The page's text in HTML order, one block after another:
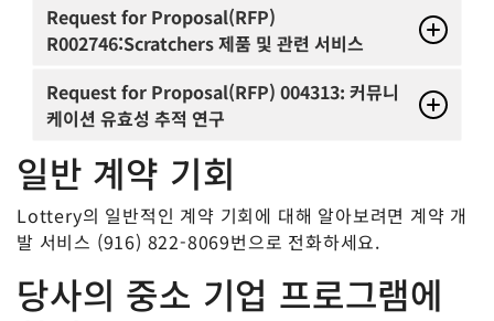
Request for Proposal(RFP)
R002746:Scratchers 제품 및 관련 서비스
Request for Proposal(RFP) 004313: 커뮤니
케이션 유효성 추적 연구
일반 계약 기회
Lottery의 일반적인 계약 기회에 대해 알아보려면 계약 개
발 서비스 (916) 822-8069번으로 전화하세요.
당사의 중소 기업 프로그램에